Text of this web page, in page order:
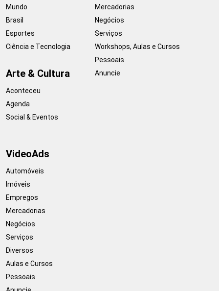
Mundo
Brasil
Esportes
Ciência e Tecnologia
Arte & Cultura
Aconteceu
Agenda
Social & Eventos
Mercadorias
Negócios
Serviços
Workshops, Aulas e Cursos
Pessoais
Anuncie
VideoAds
Automóveis
Imóveis
Empregos
Mercadorias
Negócios
Serviços
Diversos
Aulas e Cursos
Pessoais